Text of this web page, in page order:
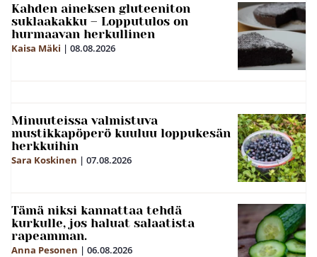
Kahden aineksen gluteeniton
suklaakakku – Lopputulos on
hurmaavan herkullinen
Kaisa Mäki | 08.08.2026
Minuuteissa valmistuva
mustikkapöperö kuuluu loppukesän
herkkuihin
Sara Koskinen | 07.08.2026
Tämä niksi kannattaa tehdä
kurkulle, jos haluat salaatista
rapeamman.
Anna Pesonen | 06.08.2026